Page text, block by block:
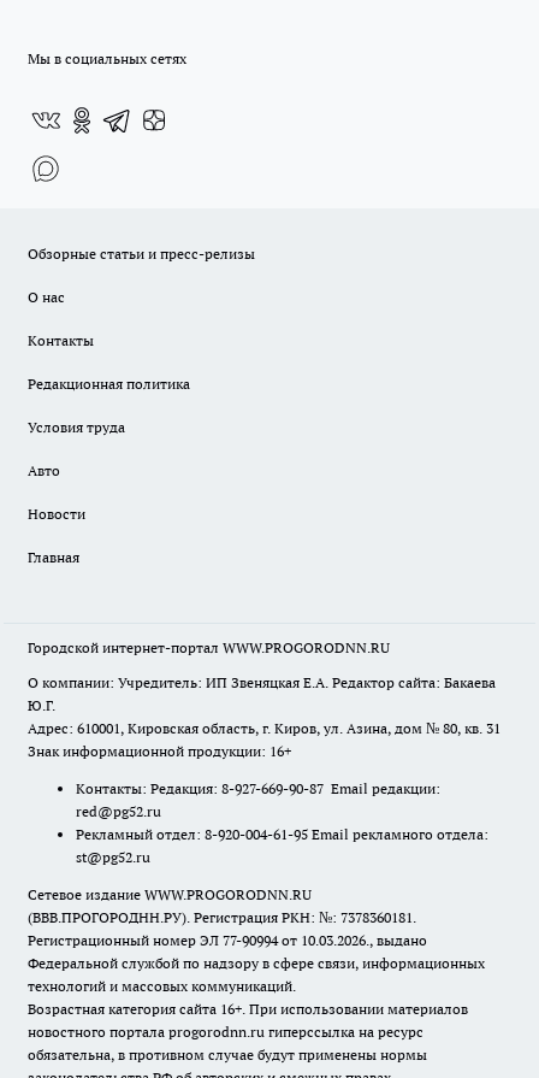
Мы в социальных сетях
Обзорные статьи и пресс-релизы
О нас
Контакты
Редакционная политика
Условия труда
Авто
Новости
Главная
Городской интернет-портал WWW.PROGORODNN.RU
О компании: Учредитель: ИП Звеняцкая Е.А. Редактор сайта: Бакаева
Ю.Г.
Адрес: 610001, Кировская область, г. Киров, ул. Азина, дом № 80, кв. 31
Знак информационной продукции: 16+
Контакты: Редакция: 8-927-669-90-87 Email редакции:
red@pg52.ru
Рекламный отдел: 8-920-004-61-95 Email рекламного отдела:
st@pg52.ru
Сетевое издание WWW.PROGORODNN.RU
(ВВВ.ПРОГОРОДНН.РУ). Регистрация РКН: №: 7378360181.
Регистрационный номер ЭЛ 77-90994 от 10.03.2026., выдано
Федеральной службой по надзору в сфере связи, информационных
технологий и массовых коммуникаций.
Возрастная категория сайта 16+. При использовании материалов
новостного портала progorodnn.ru гиперссылка на ресурс
обязательна, в противном случае будут применены нормы